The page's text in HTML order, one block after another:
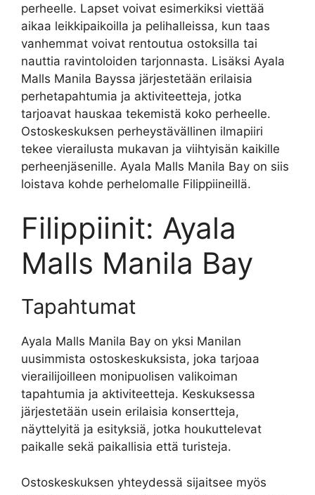
perheelle. Lapset voivat esimerkiksi viettää
aikaa leikkipaikoilla ja pelihalleissa, kun taas
vanhemmat voivat rentoutua ostoksilla tai
nauttia ravintoloiden tarjonnasta. Lisäksi Ayala
Malls Manila Bayssa järjestetään erilaisia
perhetapahtumia ja aktiviteetteja, jotka
tarjoavat hauskaa tekemistä koko perheelle.
Ostoskeskuksen perheystävällinen ilmapiiri
tekee vierailusta mukavan ja viihtyisän kaikille
perheenjäsenille. Ayala Malls Manila Bay on siis
loistava kohde perhelomalle Filippiineillä.
Filippiinit: Ayala
Malls Manila Bay
Tapahtumat
Ayala Malls Manila Bay on yksi Manilan
uusimmista ostoskeskuksista, joka tarjoaa
vierailijoilleen monipuolisen valikoiman
tapahtumia ja aktiviteetteja. Keskuksessa
järjestetään usein erilaisia konsertteja,
näyttelyitä ja esityksiä, jotka houkuttelevat
paikalle sekä paikallisia että turisteja.
Ostoskeskuksen yhteydessä sijaitsee myös